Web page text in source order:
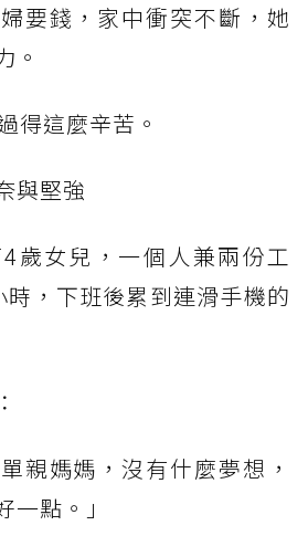
要錢，家中衝突不斷，她
。
得這麼辛苦。
與堅強
歲女兒，一個人兼兩份工
，下班後累到連滑手機的
親媽媽，沒有什麼夢想，
點。」